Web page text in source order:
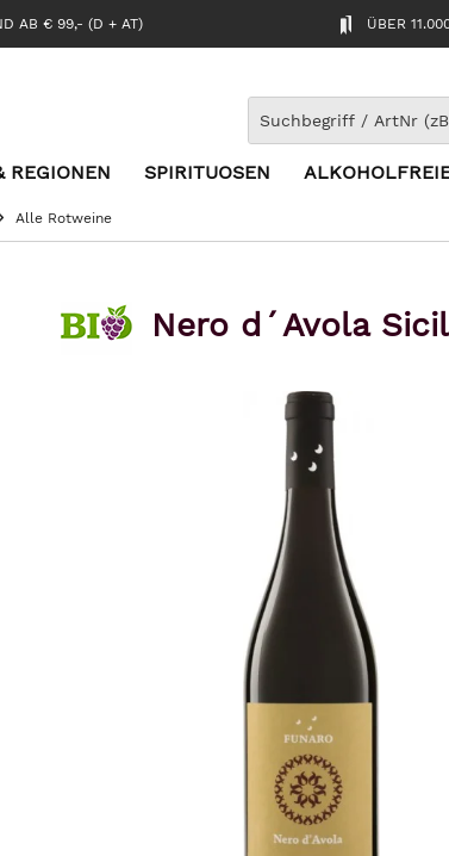
AB € 99,- (D + AT) ÜBER
REGIONEN SPIRITUOSEN
Alle Rotweine
Nero d´Avola